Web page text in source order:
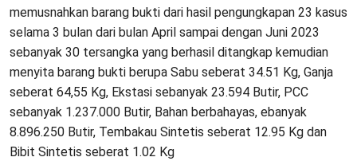
memusnahkan barang bukti dari hasil pengungkapan 23 kasus
selama 3 bulan dari bulan April sampai dengan Juni 2023
sebanyak 30 tersangka yang berhasil ditangkap kemudian
menyita barang bukti berupa Sabu seberat 34.51 Kg, Ganja
seberat 64,55 Kg, Ekstasi sebanyak 23.594 Butir, PCC
sebanyak 1.237.000 Butir, Bahan berbahayas, ebanyak
8.896.250 Butir, Tembakau Sintetis seberat 12.95 Kg dan
Bibit Sintetis seberat 1.02 Kg